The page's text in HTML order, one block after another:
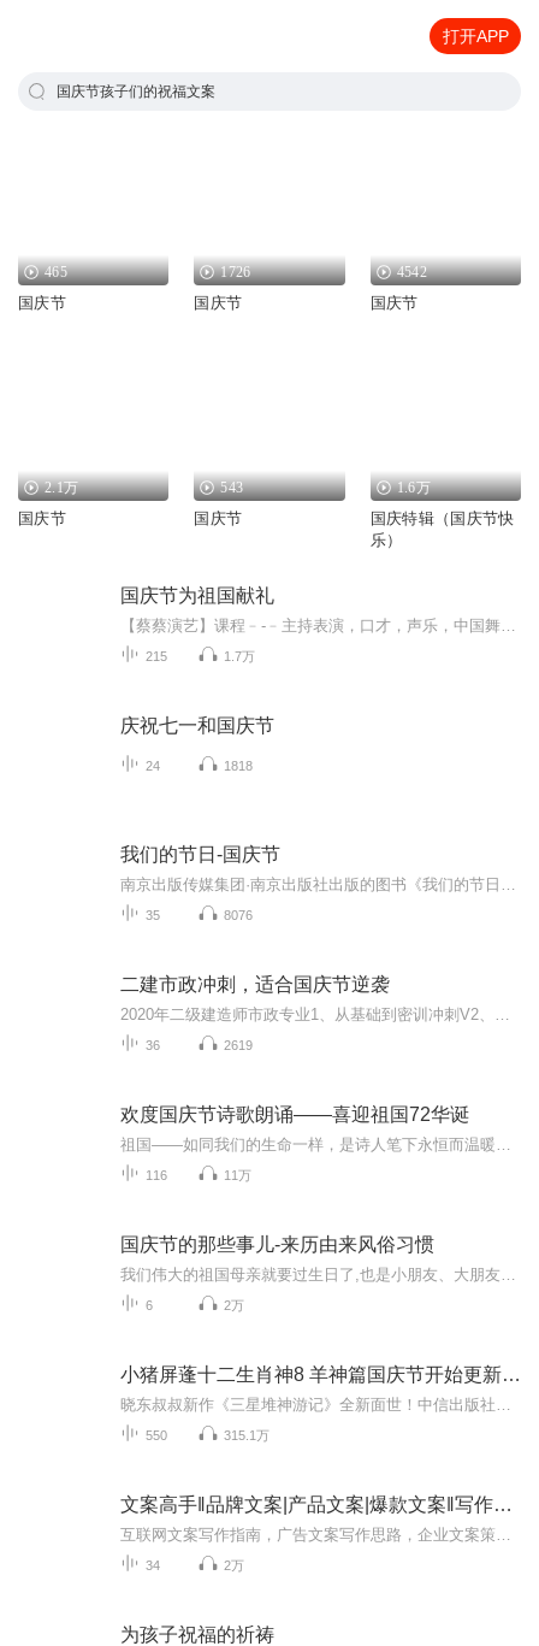
打开APP
国庆节孩子们的祝福文案
465
国庆节
1726
国庆节
4542
国庆节
2.1万
国庆节
543
国庆节
1.6万
国庆特辑（国庆节快
乐）
国庆节为祖国献礼
215 1.7万
庆祝七一和国庆节
24 1818
我们的节日-国庆节
35 8076
二建市政冲刺，适合国庆节逆袭
36 2619
欢度国庆节诗歌朗诵——喜迎祖国72华诞
116 11万
国庆节的那些事儿-来历由来风俗习惯
6 2万
小猪屏蓬十二生肖神8 羊神篇国庆节开始更新啦！
550 315.1万
文案高手‖品牌文案|产品文案|爆款文案‖写作指南
34 2万
为孩子祝福的祈祷